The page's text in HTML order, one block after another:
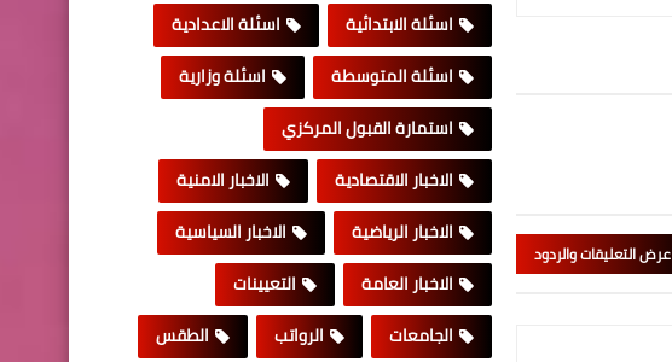
عرض التعليقات والردود
اسئلة الابتدائية
اسئلة الاعدادية
اسئلة المتوسطة
اسئلة وزارية
استمارة القبول المركزي
الاخبار الاقتصادية
الاخبار الامنية
الاخبار الرياضية
الاخبار السياسية
الاخبار العامة
التعيينات
الجامعات
الرواتب الطقس